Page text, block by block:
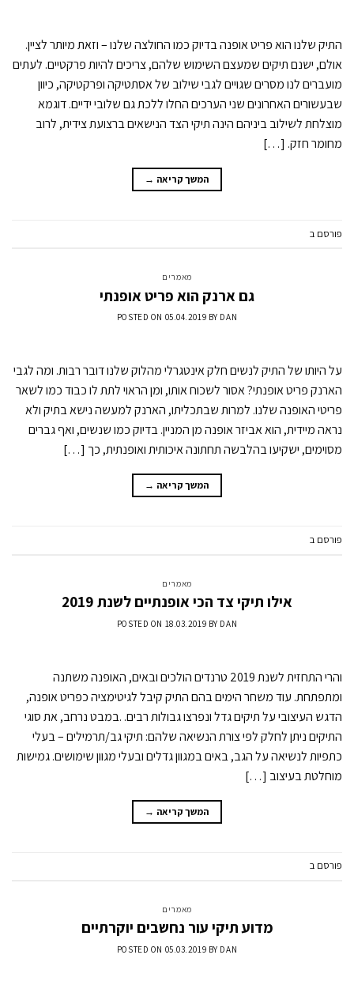
התיק שלנו הוא פריט אופנה בדיוק כמו החולצה שלנו – וזאת מיותר לציין.
אולם, ישנם תיקים שמעצם השימוש שלהם, צריכים להיות פרקטיים. לעתים
מועברים לנו מסרים שגויים לגבי שילוב של אסתטיקה ופרקטיקה, כיוון
שבעשורים האחרונים שני הערכים החלו ללכת גם שלובי ידיים. דוגמא
מוצלחת לשילוב ביניהם הינה תיקי הצד הנישאים ברצועת צידית, לרוב
מחומר חזק. […]
המשך קריאה →
פורסם ב
מאמרים
גם ארנק הוא פריט אופנתי
POSTED ON 05.04.2019 BY DAN
על היותו של התיק לנשים חלק אינטגרלי מהלוק שלנו דובר רבות. ומה לגבי
הארנק פריט אופנתי? אסור לשכוח אותו, ומן הראוי לתת לו כבוד כמו לשאר
פריטי האופנה שלנו. למרות שבתכליתו, הארנק למעשה נישא בתיק ולא
נראה מיידית, הוא אביזר אופנה מן המניין. בדיוק כמו שנשים, ואף גברים
מסוימים, ישקיעו בהלבשה תחתונה איכותית ואופנתית, כך […]
המשך קריאה →
פורסם ב
מאמרים
אילו תיקי צד הכי אופנתיים לשנת 2019
POSTED ON 18.03.2019 BY DAN
והרי התחזית לשנת 2019 טרנדים הולכים ובאים, האופנה משתנה
ומתפתחת. עוד משחר הימים בהם התיק קיבל לגיטימציה כפריט אופנה,
הדגש העיצובי על תיקים גדל ונפרצו גבולות רבים. .במבט נרחב, את סוגי
התיקים ניתן לחלק לפי צורת הנשיאה שלהם: תיקי גב/תרמילים – בעלי
כתפיות לנשיאה על הגב, באים במגוון גדלים ובעלי מגוון שימושים. גמישות
מוחלטת בעיצוב […]
המשך קריאה →
פורסם ב
מאמרים
מדוע תיקי עור נחשבים יוקרתיים
POSTED ON 05.03.2019 BY DAN